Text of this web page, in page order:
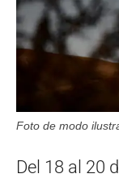
Foto de modo
Del 18 al 20